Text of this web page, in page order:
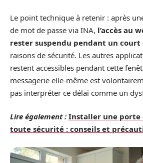
Le point technique à retenir : après
de mot de passe via INA, l’accès au
rester suspendu pendant un court
raisons de sécurité. Les autres
restent accessibles pendant cette
messagerie elle-même est
pas interpréter ce délai comme un
Lire également : Installer une porte
toute sécurité : conseils et